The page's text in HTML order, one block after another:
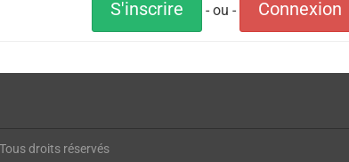
S'inscrire - ou - Connexion
droits réservés